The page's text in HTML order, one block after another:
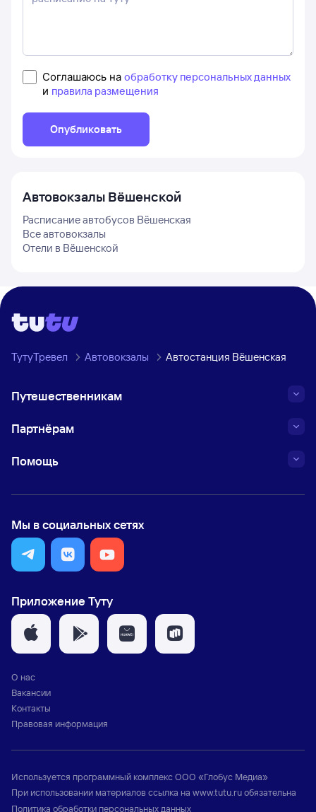
Соглашаюсь на обработку персональных данных
и правила размещения
Опубликовать
Автовокзалы Вёшенской
Расписание автобусов Вёшенская
Все автовокзалы
Отели в Вёшенской
ТутуТревел Автовокзалы Автостанция Вёшенская
Путешественникам
Партнёрам
Помощь
Мы в социальных сетях
Приложение Туту
О нас
Вакансии
Контакты
Правовая информация
Используется программный комплексООО «Глобус Медиа»
При использовании материалов ссылка на www.tutu.ruобязательна
Политика обработки персональных данных